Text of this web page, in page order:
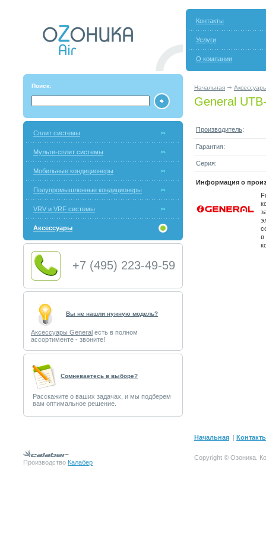
Контакты
Услуги
О компании
Поиск: Начальная
General
Сплит системы
Мульти-сплит системы
Мобильные кондиционеры
Полупромышленные кондиционеры
VRV и VRF системы
Аксессуары
+7 (495) 223-49-59
Вы не нашли нужную модель?
Аксессуары General есть в полном
ассортименте - звоните!
Cомневаетесь в выборе?
Расскажите о ваших задачах, и мы подберем
вам оптимальное решение.
Производитель:
Гарантия:
Серия:
Информация о
в
Начальная |
Производство Калабер
Copyright © Озоника.